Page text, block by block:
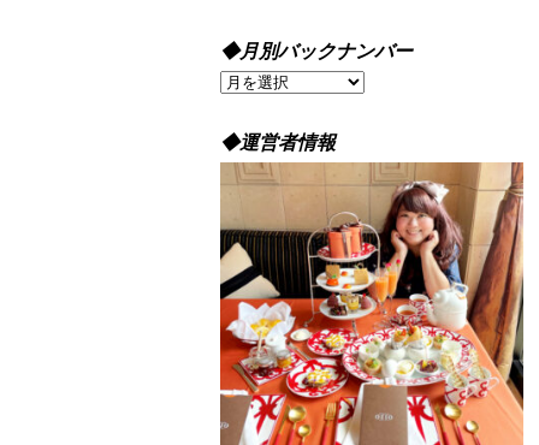
◆月別バックナンバー
◆
バ
ッ
ン
バ
ー
◆運営者情報